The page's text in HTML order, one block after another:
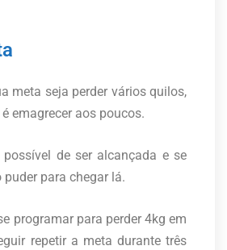
meta seja perder vários quilos,
emagrecer aos poucos.
de ser alcançada e se
para chegar lá.
programar para perder 4kg em
repetir a meta durante três